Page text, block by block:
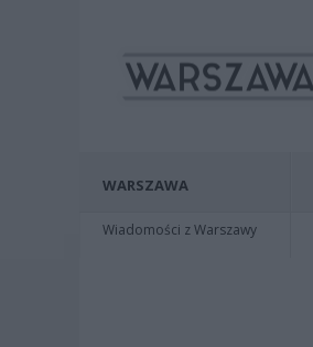
WARSZAWA
Wiadomości z Warszawy